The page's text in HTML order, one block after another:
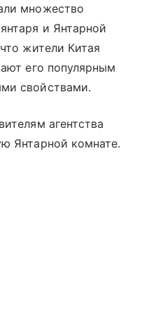
множество
и Янтарной
жители Китая
его популярным
свойствами.
агентства
Янтарной комнате.